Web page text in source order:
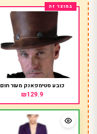
כובע סטימפאנק מעור חום
₪129.9